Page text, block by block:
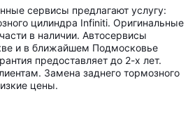
сервисы предлагают услугу:
цилиндра Infiniti. Оригинальные
в наличии. Автосервисы
и в ближайшем Подмосковье
предоставляет до 2-х лет.
Замена заднего тормозного
цены.